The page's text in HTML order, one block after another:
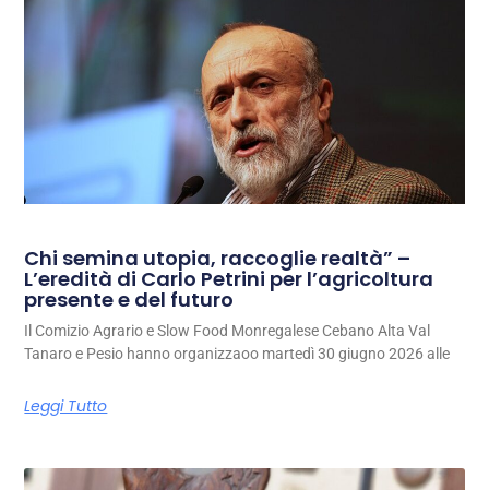
Chi semina utopia, raccoglie realtà” –
L’eredità di Carlo Petrini per l’agricoltura
presente e del futuro
Il Comizio Agrario e Slow Food Monregalese Cebano Alta Val
Tanaro e Pesio hanno organizzaoo martedì 30 giugno 2026 alle
Leggi Tutto